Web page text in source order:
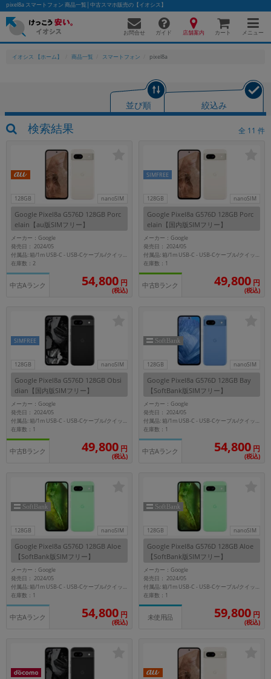
pixel8a スマートフォン 商品一覧│中古スマホ販売の【イオシス】
お問合せ ガイド 店舗案内 カート メニュー
イオシス 【ホーム】 商品一覧 スマートフォン pixel8a
並び順 絞込み
検索結果 全 11 件
128GB nanoSIM
Google Pixel8a G576D 128GB Porc
elain【au版SIMフリー】
メーカー：Google
発売日： 2024/05
付属品: 箱/1m USB-C - USB-Cケーブル/クイックスイッチアダプター/SIM取り出しツール/マニュアル
在庫数：2
中古Aランク 54,800 円
(税込)
128GB nanoSIM
SIMFREE
Google Pixel8a G576D 128GB Porc
elain【国内版SIMフリー】
メーカー：Google
発売日： 2024/05
付属品: 箱/1m USB-C - USB-Cケーブル/クイックスイッチアダプター/SIM取り出しツール/マニュアル
在庫数：1
中古Bランク 49,800 円
(税込)
128GB nanoSIM
SIMFREE
Google Pixel8a G576D 128GB Obsi
dian【国内版SIMフリー】
メーカー：Google
発売日： 2024/05
付属品: 箱/1m USB-C - USB-Cケーブル/クイックスイッチアダプター/SIM取り出しツール/マニュアル
在庫数：1
中古Bランク 49,800 円
(税込)
128GB nanoSIM
Google Pixel8a G576D 128GB Bay
【SoftBank版SIMフリー】
メーカー：Google
発売日： 2024/05
付属品: 箱/1m USB-C - USB-Cケーブル/クイックスイッチアダプター/SIM取り出しツール/マニュアル
在庫数：1
中古Aランク 54,800 円
(税込)
128GB nanoSIM
Google Pixel8a G576D 128GB Aloe
【SoftBank版SIMフリー】
メーカー：Google
発売日： 2024/05
付属品: 箱/1m USB-C - USB-Cケーブル/クイックスイッチアダプター/SIM取り出しツール/マニュアル
在庫数：1
中古Aランク 54,800 円
(税込)
128GB nanoSIM
Google Pixel8a G576D 128GB Aloe
【SoftBank版SIMフリー】
メーカー：Google
発売日： 2024/05
付属品: 箱/1m USB-C - USB-Cケーブル/クイックスイッチアダプター/SIM取り出しツール/マニュアル
在庫数：1
未使用品 59,800 円
(税込)
かんたんパソコン検索に切り替える
フリーワード
除外ワード
人気の検索ワード：
商品ジャンルの絞り込み
「スマートフォン」「タブレット」など
シリーズ
商品シリーズ名・ブランド名の絞り込み。
「iPhone」「Xperia」「Galaxy」など
「Apple」「SONY」「SHARP」など
機能・特徴
商品の搭載機能による絞り込み
「5G対応」「防水」「ワンセグ」など
ドライブ
ドライブの絞り込み
ランク
商品状態の絞り込み
「新品」「未使用」「中古」など
OS
OSの絞り込み
メモリ
容量
~